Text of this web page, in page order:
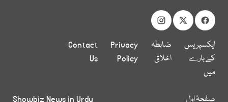
ایکسپریس
کے بارے
میں
ضابطہ
اخلاق
Privacy
Policy
Contact
Us
صفحۂ اول
Showbiz News in Urdu